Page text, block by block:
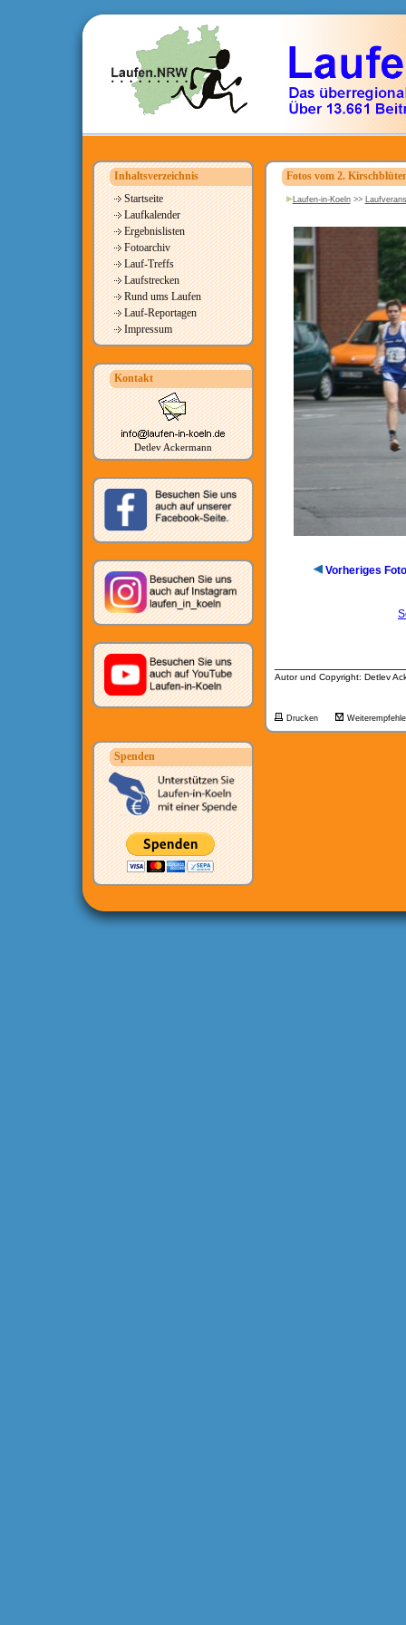
Inhaltsverzeichnis
Startseite
Laufkalender
Ergebnislisten
Fotoarchiv
Lauf-Treffs
Laufstrecken
Rund ums Laufen
Lauf-Reportagen
Impressum
Kontakt
Detlev Ackermann
Spenden
Fotos vom 2.
Laufen-in-Koeln>>
Vorheriges Foto
Autor und Copyright: Detlev
Drucken